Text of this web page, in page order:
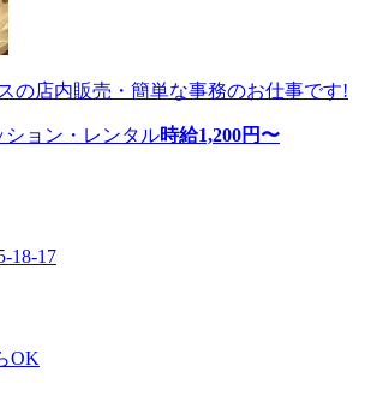
の店内販売・簡単な事務のお仕事です!
ション・レンタル時給1,200円〜
18-17
OK